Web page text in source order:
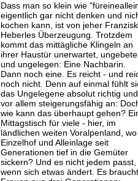
Dass man so klein wie
eigentlich gar nicht denken und
kochen kann, ist von jeher
Heberles Überzeugung. Trotzdem
kommt das mittägliche Klingeln an
ihrer Haustür unerwartet,
und ungelegen: Eine Nachbarin.
Dann noch eine. Es reicht - und
noch nicht. Denn auf einmal fühlt
das Ungelegene absolut richtig und
vor allem steigerungsfähig an:
wie kann das überhaupt gehen?
Mittagstisch für viele - hier, im
ländlichen weiten Voralpenland, wo
Einzelhof und Alleinlage seit
Generationen tief in die Gemüter
sickern? Und es nicht jedem passt,
wenn sich etwas ändert. Es braucht